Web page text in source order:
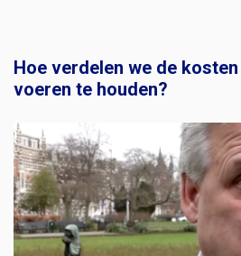
Hoe verdelen we de
voeren te houden?